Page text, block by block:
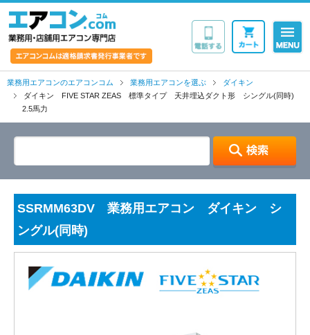
業務用エアコンのエアコンコム 業務用エアコンを選ぶ
ダイキン
ダイキン FIVE STAR ZEAS 標準タイプ 天井埋込ダクト形 シングル(同時)
2.5馬力
SSRMM63DV 業務用エアコン ダイキン シ
ングル(同時)